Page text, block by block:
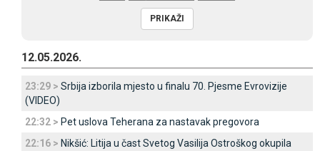
12.05.2026.
23:29 > Srbija izborila mjesto u finalu 70. Pjesme Evrovizije
(VIDEO)
22:32 > Pet uslova Teherana za nastavak pregovora
22:16 > Nikšić: Litija u čast Svetog Vasilija Ostroškog okupila